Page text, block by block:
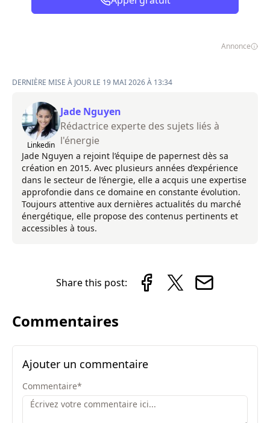
Annonce
DERNIÈRE MISE À JOUR LE 19 MAI 2026 À 13:34
Linkedin
Jade Nguyen
Rédactrice experte des sujets liés à
l'énergie
Jade Nguyen a rejoint l’équipe de papernest dès sa
création en 2015. Avec plusieurs années d’expérience
dans le secteur de l’énergie, elle a acquis une expertise
approfondie dans ce domaine en constante évolution.
Toujours attentive aux dernières actualités du marché
énergétique, elle propose des contenus pertinents et
accessibles à tous.
Share this post:
Commentaires
Ajouter un commentaire
Commentaire*